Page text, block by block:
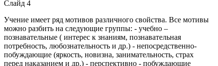
Слайд 4
Учение имеет ряд мотивов различного свойства. Все мотивы
можно разбить на следующие группы: - учебно –
познавательные ( интерес к знаниям, познавательная
потребность, любознательность и др.) - непосредственно-
побуждающие (яркость, новизна, занимательность, страх
перед наказанием и др.) - перспективно - побуждающие